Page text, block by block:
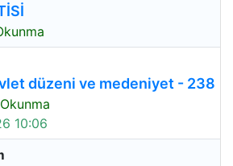
düzeni ve medeniyet - 238
10:06